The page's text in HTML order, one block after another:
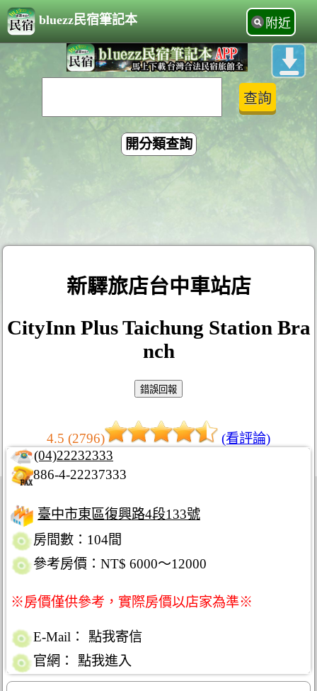
bluezz民宿筆記本 附近
開分類查詢
新驛旅店台中車站店
CityInn Plus Taichung Station Bra
nch
4.5 (2796)
(看評論)
(04)22232333
886-4-22237333
臺中市東區復興路4段133號
房間數：104間
參考房價：NT$ 6000～12000
※房價僅供參考，實際房價以店家為準※
E-Mail：
點我寄信
官網：
點我進入